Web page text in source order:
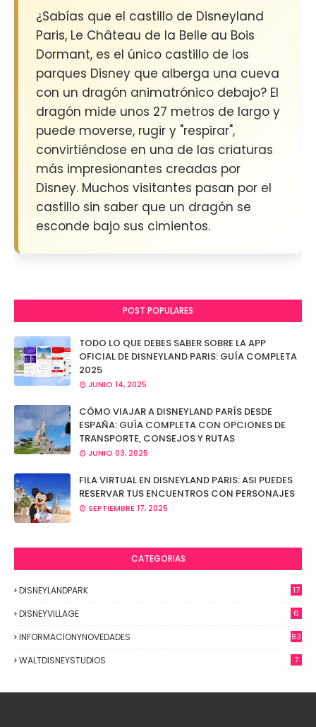
¿Sabías que el castillo de Disneyland
Paris, Le Château de la Belle au Bois
Dormant, es el único castillo de los
parques Disney que alberga una cueva
con un dragón animatrónico debajo? El
dragón mide unos 27 metros de largo y
puede moverse, rugir y "respirar",
convirtiéndose en una de las criaturas
más impresionantes creadas por
Disney. Muchos visitantes pasan por el
castillo sin saber que un dragón se
esconde bajo sus cimientos.
POST POPULARES
TODO LO QUE DEBES SABER SOBRE LA APP
OFICIAL DE DISNEYLAND PARIS: GUÍA COMPLETA
2025
JUNIO 14, 2025
CÓMO VIAJAR A DISNEYLAND PARÍS DESDE
ESPAÑA: GUÍA COMPLETA CON OPCIONES DE
TRANSPORTE, CONSEJOS Y RUTAS
JUNIO 03, 2025
FILA VIRTUAL EN DISNEYLAND PARIS: ASI PUEDES
RESERVAR TUS ENCUENTROS CON PERSONAJES
SEPTIEMBRE 17, 2025
CATEGORIAS
DISNEYLANDPARK 17
DISNEYVILLAGE 6
INFORMACIONYNOVEDADES 83
WALTDISNEYSTUDIOS 7